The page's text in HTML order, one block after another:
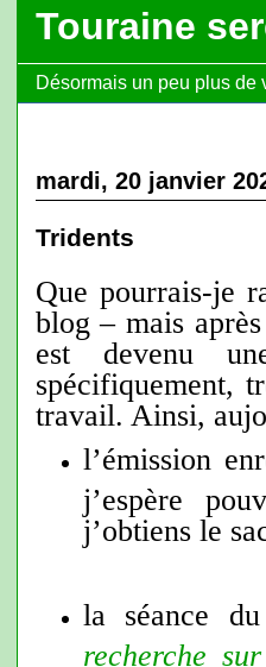
Touraine
Désormais un peu plus de
mardi, 20 janvier
Tridents
Que pourrais-je
blog – mais
est devenu
spécifiquement,
travail. Ainsi,
l’émission
j’espère
j’obtiens le
la séance du
recherche